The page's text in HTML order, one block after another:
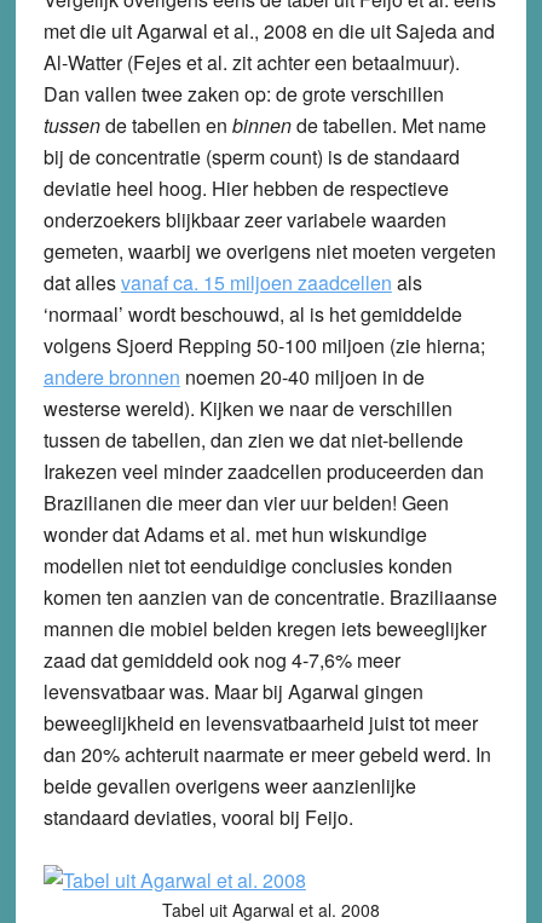
met die uit Agarwal et al., 2008 en die uit Sajeda and
Al-Watter (Fejes et al. zit achter een betaalmuur).
Dan vallen twee zaken op: de grote verschillen
tussende tabellen en binnende tabellen. Met name
bij de concentratie (sperm count) is de standaard
deviatie heel hoog. Hier hebben de respectieve
onderzoekers blijkbaar zeer variabele waarden
gemeten, waarbij we overigens niet moeten vergeten
dat allesvanaf ca. 15 miljoen zaadcellen als
‘normaal’ wordt beschouwd, al is het gemiddelde
volgens Sjoerd Repping 50-100 miljoen (zie hierna;
andere bronnen noemen 20-40 miljoen in de
westerse wereld). Kijken we naar de verschillen
tussen de tabellen, dan zien we dat niet-bellende
Irakezen veel minder zaadcellen produceerden dan
Brazilianen die meer dan vier uur belden! Geen
wonder dat Adams et al. met hun wiskundige
modellen niet tot eenduidige conclusies konden
komen ten aanzien van de concentratie. Braziliaanse
mannen die mobiel belden kregen iets beweeglijker
zaad dat gemiddeld ook nog 4-7,6% meer
levensvatbaar was. Maar bij Agarwal gingen
beweeglijkheid en levensvatbaarheid juist tot meer
dan 20% achteruit naarmate er meer gebeld werd. In
beide gevallen overigens weer aanzienlijke
standaard deviaties, vooral bij Feijo.
Tabel uit Agarwal et al. 2008